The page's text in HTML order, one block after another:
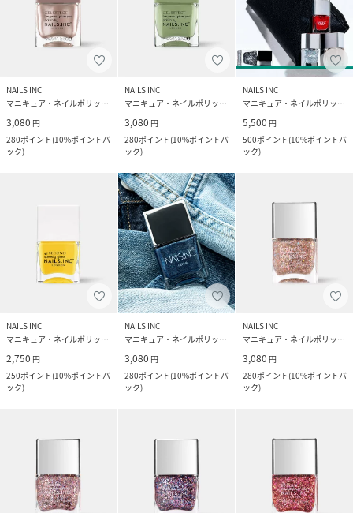
NAILS INC
マニキュア・ネイルポリッシュ
3,080 円
280ポイント(10%ポイントバ
ック)
NAILS INC
マニキュア・ネイルポリッシュ
3,080 円
280ポイント(10%ポイントバ
ック)
NAILS INC
マニキュア・ネイルポリッシュ
5,500 円
500ポイント(10%ポイントバ
ック)
NAILS INC
マニキュア・ネイルポリッシュ
2,750 円
250ポイント(10%ポイントバ
ック)
NAILS INC
マニキュア・ネイルポリッシュ
3,080 円
280ポイント(10%ポイントバ
ック)
NAILS INC
マニキュア・ネイルポリッシュ
3,080 円
280ポイント(10%ポイントバ
ック)